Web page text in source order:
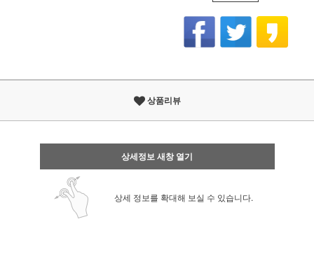
상품리뷰
상세정보 새창 열기
상세 정보를 확대해 보실 수 있습니다.